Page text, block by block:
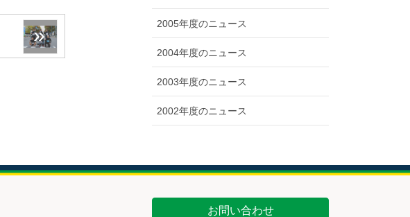
2005年度のニュース
2004年度のニュース
2003年度のニュース
2002年度のニュース
お問い合わせ